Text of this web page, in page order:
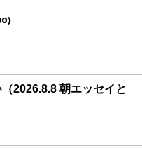
2026.8.8 朝エッセイと